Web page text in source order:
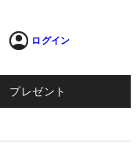
ログイン
プレゼント